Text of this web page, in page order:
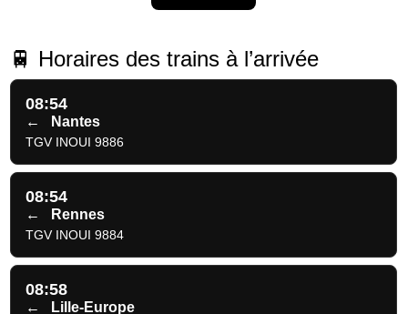
🚆 Horaires des trains à l’arrivée
08:54
← Nantes
TGV INOUI 9886
08:54
← Rennes
TGV INOUI 9884
08:58
← Lille-Europe